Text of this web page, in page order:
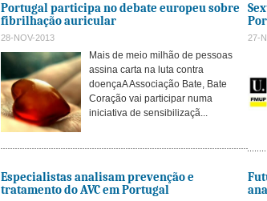
Portugal participa no debate europeu sobre
fibrilhação auricular
28-NOV-2013
Mais de meio milhão de pessoas
assina carta na luta contra
doençaA Associação Bate, Bate
Coração vai participar numa
iniciativa de sensibilizaçã...
27-
Especialistas analisam prevenção e
tratamento do AVC em Portugal